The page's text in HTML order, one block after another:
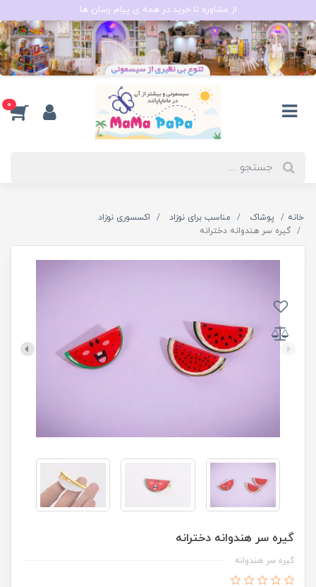
از مشاوره تا خرید در همه ی پیام رسان ها
0
خانه پوشاک مناسب برای نوزاد
اکسسوری نوزاد
گیره سر هندوانه دخترانه
گیره سر هندوانه دخترانه
گیره سر هندوانه